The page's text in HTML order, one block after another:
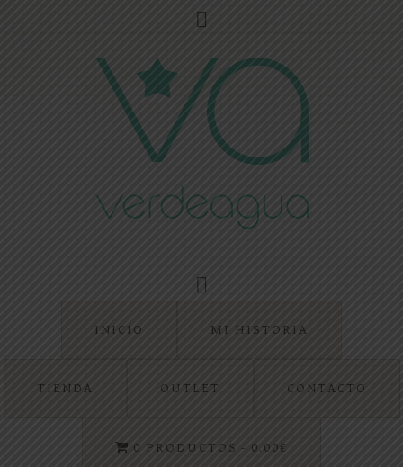
INICIO MI HISTORIA
TIENDA OUTLET CONTACTO
0 PRODUCTOS 0.00€